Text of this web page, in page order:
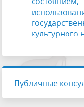
культурного
Публичные